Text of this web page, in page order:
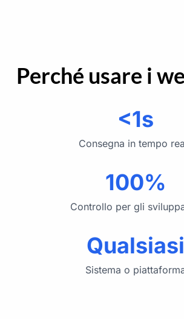
Perché usare i
<1s
Consegna in tempo
100%
Controllo per gli
Qualsiasi
Sistema o